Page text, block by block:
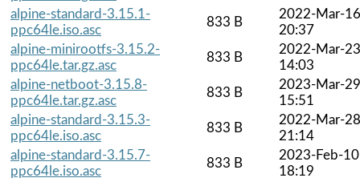
alpine-standard-3.15.1-
ppc64le.iso.asc
833 B
2022-Mar-16
20:37
alpine-minirootfs-3.15.2-
ppc64le.tar.gz.asc
833 B
2022-Mar-23
14:03
alpine-netboot-3.15.8-
ppc64le.tar.gz.asc
833 B
2023-Mar-29
15:51
alpine-standard-3.15.3-
ppc64le.iso.asc
833 B
2022-Mar-28
21:14
alpine-standard-3.15.7-
ppc64le.iso.asc
833 B
2023-Feb-10
18:19